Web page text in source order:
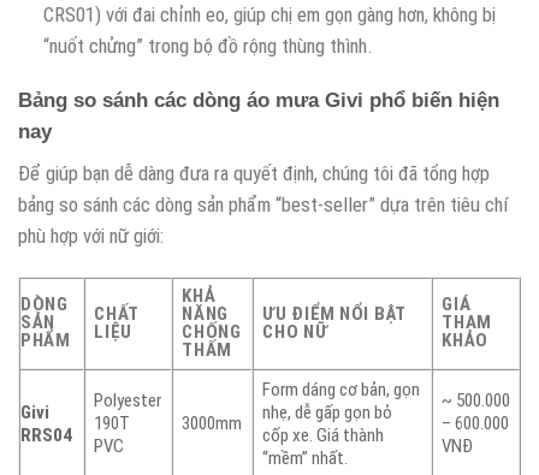
CRS01) với đai chỉnh eo, giúp chị em gọn gàng hơn, không bị
“nuốt chửng” trong bộ đồ rộng thùng thình.
Bảng so sánh các dòng áo mưa Givi phổ biến hiện
nay
Để giúp bạn dễ dàng đưa ra quyết định, chúng tôi đã tổng hợp
bảng so sánh các dòng sản phẩm “best-seller” dựa trên tiêu chí
phù hợp với nữ giới:
DÒNG
SẢN
PHẨM
CHẤT
LIỆU
KHẢ
NĂNG
CHỐNG
THẤM
ƯU ĐIỂM NỔI BẬT
CHO NỮ
GIÁ
THAM
KHẢO
Givi
RRS04
Polyester
190T
PVC
3000mm
Form dáng cơ bản, gọn
nhẹ, dễ gấp gọn bỏ
cốp xe. Giá thành
“mềm” nhất.
~ 500.000
– 600.000
VNĐ